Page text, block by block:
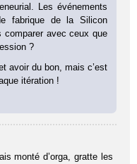
Les événements
fabrique de la Silicon
comparer avec ceux que
?
avoir du bon, mais c’est
itération !
monté d’orga, gratte les